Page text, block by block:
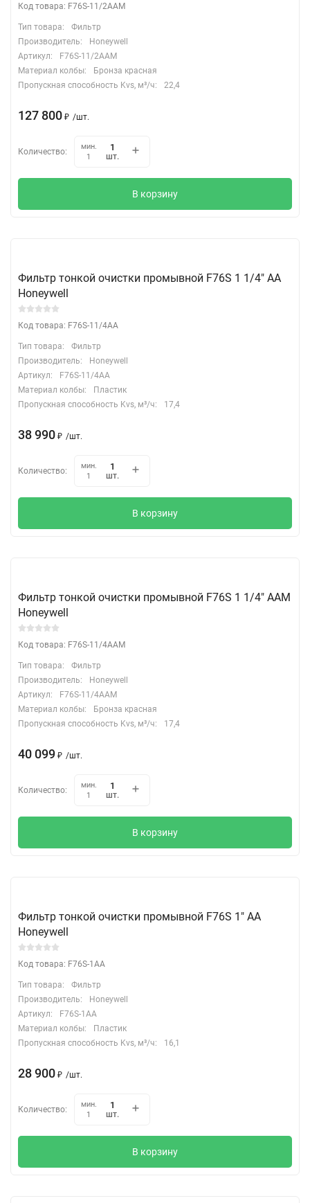
Код товара: F76S-11/2AAM
Тип товара:
Фильтр
Производитель:
Honeywell
Артикул:
F76S-11/2AAM
Материал колбы:
Бронза красная
Пропускная способность Kvs, м³/ч:
22,4
127 800 ₽ /шт.
Количество:
мин.
1
шт.
В корзину
Фильтр тонкой очистки промывной F76S 1 1/4" АА
Honeywell
Код товара: F76S-11/4AA
Тип товара:
Фильтр
Производитель:
Honeywell
Артикул:
F76S-11/4AA
Материал колбы:
Пластик
Пропускная способность Kvs, м³/ч:
17,4
38 990 ₽ /шт.
Количество:
мин.
1
шт.
В корзину
Фильтр тонкой очистки промывной F76S 1 1/4" ААМ
Honeywell
Код товара: F76S-11/4AAM
Тип товара:
Фильтр
Производитель:
Honeywell
Артикул:
F76S-11/4AAM
Материал колбы:
Бронза красная
Пропускная способность Kvs, м³/ч:
17,4
40 099 ₽ /шт.
Количество:
мин.
1
шт.
В корзину
Фильтр тонкой очистки промывной F76S 1" АА
Honeywell
Код товара: F76S-1AA
Тип товара:
Фильтр
Производитель:
Honeywell
Артикул:
F76S-1AA
Материал колбы:
Пластик
Пропускная способность Kvs, м³/ч:
16,1
28 900 ₽ /шт.
Количество:
мин.
1
шт.
В корзину